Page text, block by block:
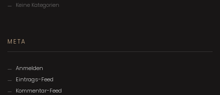
Keine Kategorien
META
Anmelden
Eintrags-Feed
Kommentar-Feed